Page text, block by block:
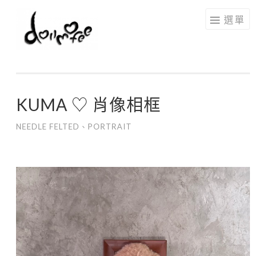
至
容
選單
KUMA ♡ 肖像相框
NEEDLE FELTED 、 PORTRAIT